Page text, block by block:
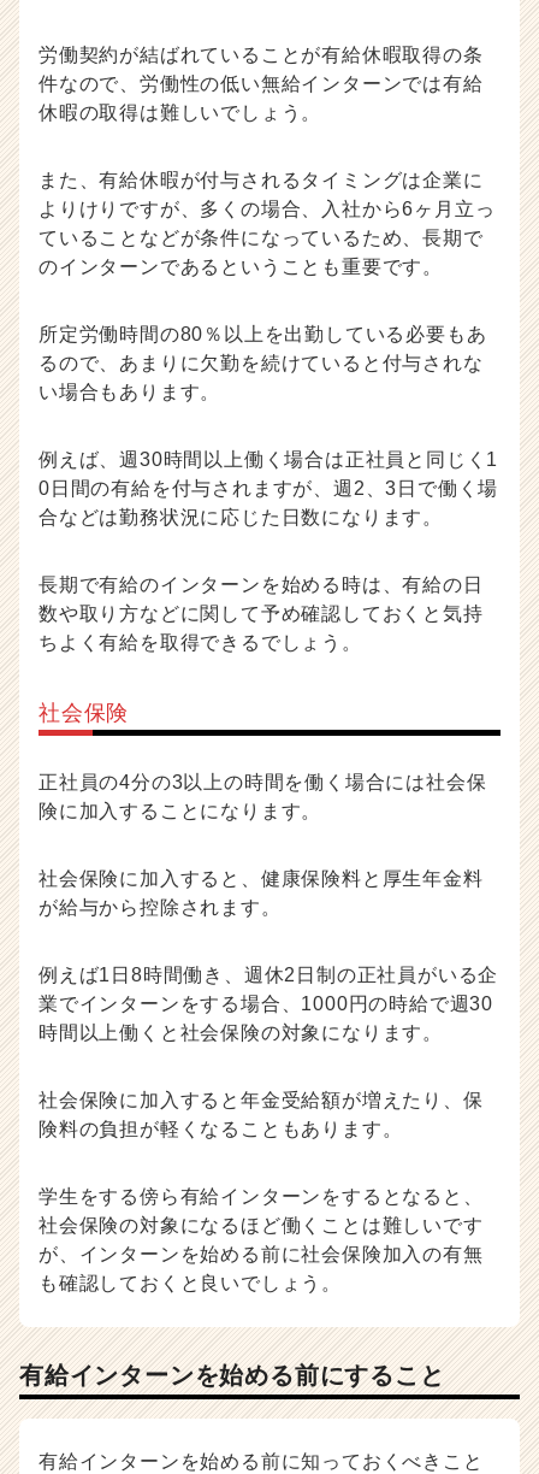
労働契約が結ばれていることが有給休暇取得の条
件なので、労働性の低い無給インターンでは有給
休暇の取得は難しいでしょう。
また、有給休暇が付与されるタイミングは企業に
よりけりですが、多くの場合、入社から6ヶ月立っ
ていることなどが条件になっているため、長期で
のインターンであるということも重要です。
所定労働時間の80％以上を出勤している必要もあ
るので、あまりに欠勤を続けていると付与されな
い場合もあります。
例えば、週30時間以上働く場合は正社員と同じく1
0日間の有給を付与されますが、週2、3日で働く場
合などは勤務状況に応じた日数になります。
長期で有給のインターンを始める時は、有給の日
数や取り方などに関して予め確認しておくと気持
ちよく有給を取得できるでしょう。
社会保険
正社員の4分の3以上の時間を働く場合には社会保
険に加入することになります。
社会保険に加入すると、健康保険料と厚生年金料
が給与から控除されます。
例えば1日8時間働き、週休2日制の正社員がいる企
業でインターンをする場合、1000円の時給で週30
時間以上働くと社会保険の対象になります。
社会保険に加入すると年金受給額が増えたり、保
険料の負担が軽くなることもあります。
学生をする傍ら有給インターンをするとなると、
社会保険の対象になるほど働くことは難しいです
が、インターンを始める前に社会保険加入の有無
も確認しておくと良いでしょう。
有給インターンを始める前にすること
有給インターンを始める前に知っておくべきこと